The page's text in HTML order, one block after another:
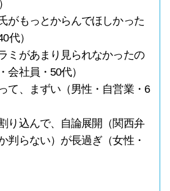
がもっとからんでほしかった
代）
ミがあまり見られなかったの
会社員・50代）
て、まずい（男性・自営業・6
り込んで、自論展開（関西弁
判らない）が長過ぎ（女性・